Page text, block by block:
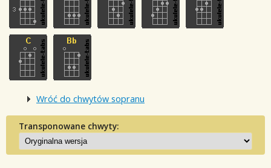
Wróć do chwytów sopranu
Transponowane chwyty: